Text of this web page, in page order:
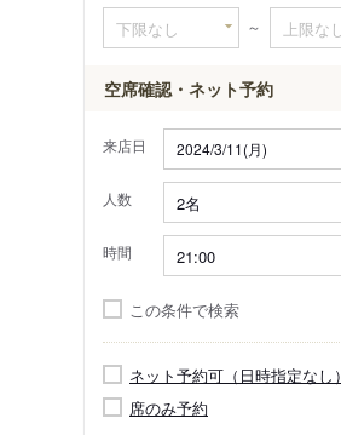
～
空席確認・ネット予約
来店日
人数
時間
この条件で検索
ネット予約可（日時指定なし）
席のみ予約